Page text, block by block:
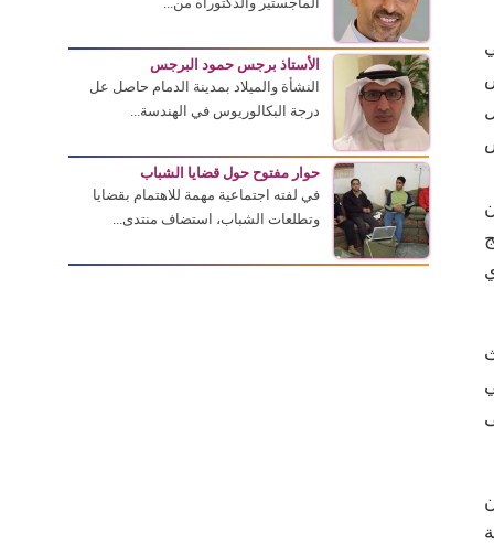
لعام 2021م من
الأستاذ برجس حمود البرجس
النشأة والميلاد بمدينة الدمام حاصل عل
درجة البكالوريوس في الهندسة...
حوار مفتوح حول قضايا الشباب
في لفته اجتماعية مهمة للاهتمام بقضايا
وتطلعات الشباب، استضاف منتدى...